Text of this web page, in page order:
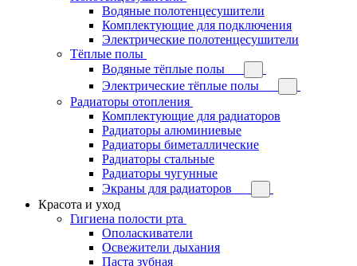
Водяные полотенцесушители
Комплектующие для подключения
Электрические полотенцесушители
Тёплые полы
Водяные тёплые полы
Электрические тёплые полы
Радиаторы отопления
Комплектующие для радиаторов
Радиаторы алюминиевые
Радиаторы биметаллические
Радиаторы стальные
Радиаторы чугунные
Экраны для радиаторов
Красота и уход
Гигиена полости рта
Ополаскиватели
Освежители дыхания
Паста зубная